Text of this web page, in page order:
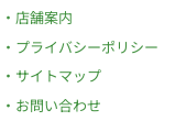
店舗案内
プライバシーポリシー
サイトマップ
お問い合わせ